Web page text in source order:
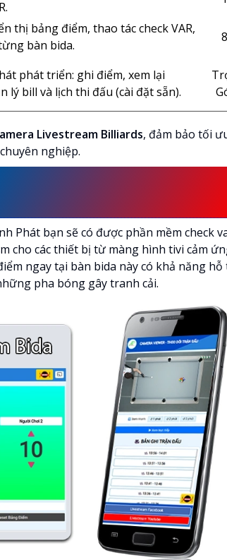
thị bảng điểm, thao tác check VAR,
bàn bida.
8
phát triển: ghi điểm, xem lại
bill và lịch thi đấu (cài đặt sẵn).
Livestream Billiards, đảm bảo tối
nghiệp.
Phát bạn sẽ có được phần mềm check
cho các thiết bị từ màng hình tivi cảm
ngay tại bàn bida này có khả năng
pha bóng gây tranh cải.